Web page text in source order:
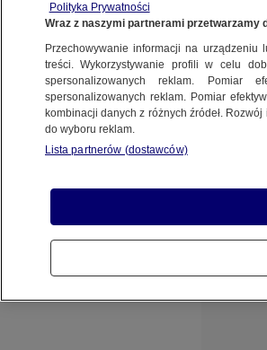
3.12.2012, 11:43
Udostępnij
Dopiero w poniedziałek zaczął się
Petersburg. Tysiące pojazdów,
ciężarówek, utknęły w nim po
intensywnej śnieżycy. Część
Polityka Prywatności
Wraz z naszymi partnerami przetwarzamy
Przechowywanie informacji na
treści. Wykorzystywanie profili w celu
spersonalizowanych reklam. Pomiar
spersonalizowanych reklam. Pomiar
kombinacji danych z różnych źródeł.
do wyboru reklam.
Lista partnerów (dostawców)